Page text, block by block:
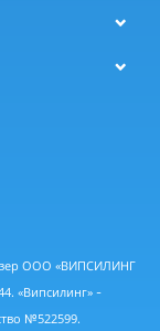
ООО «ВИПСИЛИНГ
«Випсилинг» -
№522599.